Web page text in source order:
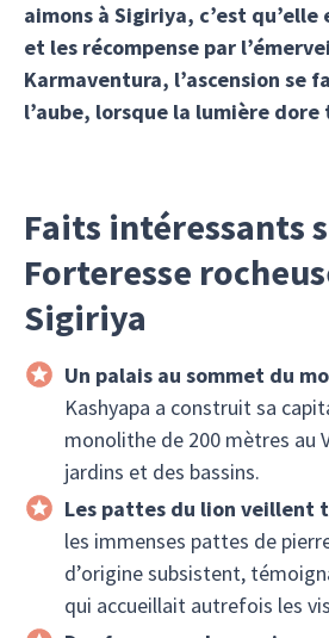
aimons à Sigiriya, c’est
et les récompense par
Karmaventura, l’ascension se
l’aube, lorsque la lumière
Faits intéressants
Forteresse
Sigiriya
Un palais au sommet du
Kashyapa a construit sa
monolithe de 200 mètres au
jardins et des bassins.
Les pattes du lion veillent
les immenses pattes de
d’origine subsistent,
qui accueillait autrefois les